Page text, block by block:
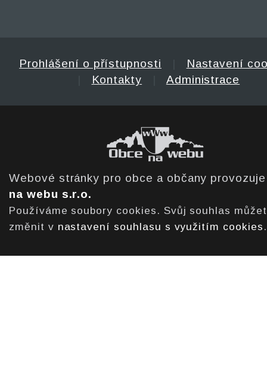
Prohlášení o přístupnosti
Nastavení
Kontakty Administrace
Webové stránky pro obce a občany
na webu s.r.o.
Používáme soubory cookies. Svůj souhlas
změnit v nastavení souhlasu s využitím cookies .